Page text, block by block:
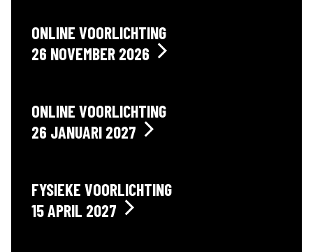
ONLINE VOORLICHTING
26 NOVEMBER 2026
ONLINE VOORLICHTING
26 JANUARI 2027
FYSIEKE VOORLICHTING
15 APRIL 2027